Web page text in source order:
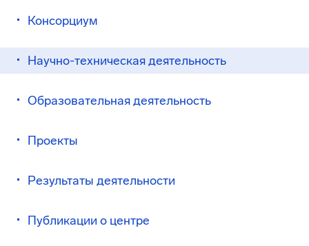
Консорциум
Научно-техническая деятельность
Образовательная деятельность
Проекты
Результаты деятельности
Публикации о центре